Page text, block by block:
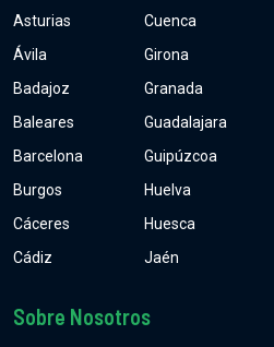
Asturias
Ávila
Badajoz
Baleares
Barcelona
Burgos
Cáceres
Cádiz
Cuenca
Girona
Granada
Guadalajara
Guipúzcoa
Huelva
Huesca
Jaén
Sobre Nosotros